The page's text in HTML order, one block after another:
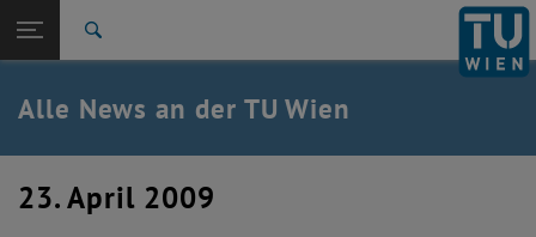
TU Login
Quicklinks
Quicklinks-Menü umschalten
Studium
Karriere
Zurück: Subseiten von TU Wien Startseite auflisten
Zurück zur letzten Ebene:
TU Wien Startseite
Alle News an der TU Wien
23. April 2009